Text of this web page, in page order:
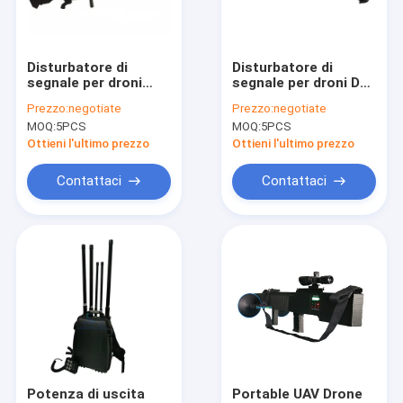
Controllo della qualità
Contattaci
Emittente di disturbo del segnale del telefono cellulare
Emittente di disturbo del segnale del telefono cellulare
Disturbatore di
segnale per droni
Tipo 65W con
custodia
impermeabile IP55
Prezzo:negotiate
MOQ:5PCS
Ottieni l'ultimo prezzo
Contattaci
Disturbatore di
segnale per droni DJI
5.2G 5.8G con
distanza di disturbo
di 1.5km e
Prezzo:negotiate
MOQ:5PCS
Ottieni l'ultimo prezzo
Contattaci
Potenza di uscita
Portable UAV Drone